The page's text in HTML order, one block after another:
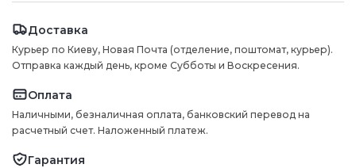
Доставка
Курьер по Киеву, Новая Почта (отделение, поштомат, курьер).
Отправка каждый день, кроме Субботы и Воскресения.
Оплата
Наличными, безналичная оплата, банковский перевод на
расчетный счет. Наложенный платеж.
Гарантия